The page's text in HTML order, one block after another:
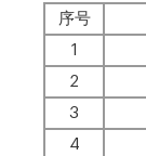
序号
1
2
3
4